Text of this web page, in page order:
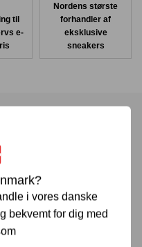
i vores danske
bekvemt for dig med
til
e-
Nordens største
forhandler af
eksklusive
sneakers
spørgsmål, er du altid
vores kontaktformular
tilbage til dig hurtigst